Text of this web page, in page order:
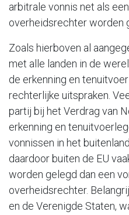
arbitrale vonnis net als
overheidsrechter worden
Zoals hierboven al
met alle landen in de
de erkenning en
rechterlijke uitspraken.
partij bij het Verdrag van
erkenning en
vonnissen in het
daardoor buiten de EU
worden gelegd dan een
overheidsrechter.
en de Verenigde Staten,